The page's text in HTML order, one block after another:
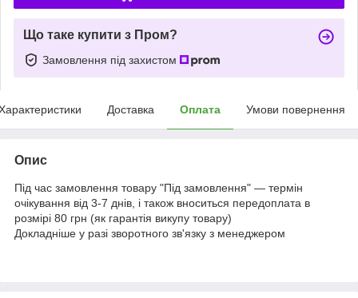
Що таке купити з Пром?
Замовлення під захистом
Доставка Оплата Умови повернення
Опис
Під час замовлення товару "Під замовлення" — термін
очікування від 3-7 днів, і також вноситься передоплата в
розмірі 80 грн (як гарантія викупу товару)
Докладніше у разі зворотного зв'язку з менеджером